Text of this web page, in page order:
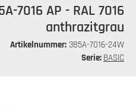
7016 AP - RAL 7016
anthrazitgrau
Artikelnummer: 385A-7016-24W
Serie: BASIC